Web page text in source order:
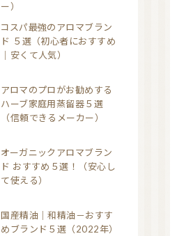
ー）
コスパ最強のアロマブラン
ド ５選（初心者におすすめ
｜安くて人気）
アロマのプロがお勧めする
ハーブ家庭用蒸留器５選
（信頼できるメーカー）
オーガニックアロマブラン
ド おすすめ５選！（安心し
て使える）
国産精油｜和精油－おすす
めブランド５選（2022年）